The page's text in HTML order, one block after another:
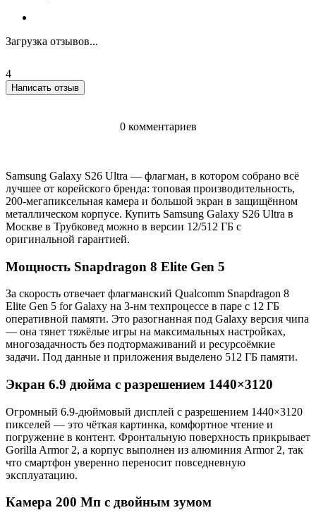
Загрузка отзывов...
4
Написать отзыв
0 комментариев
Samsung Galaxy S26 Ultra — флагман, в котором собрано всё
лучшее от корейского бренда: топовая производительность,
200-мегапиксельная камера и большой экран в защищённом
металлическом корпусе. Купить Samsung Galaxy S26 Ultra в
Москве в Трубковед можно в версии 12/512 ГБ с
оригинальной гарантией.
Мощность Snapdragon 8 Elite Gen 5
За скорость отвечает флагманский Qualcomm Snapdragon 8
Elite Gen 5 for Galaxy на 3-нм техпроцессе в паре с 12 ГБ
оперативной памяти. Это разогнанная под Galaxy версия чипа
— она тянет тяжёлые игры на максимальных настройках,
многозадачность без подтормаживаний и ресурсоёмкие
задачи. Под данные и приложения выделено 512 ГБ памяти.
Экран 6.9 дюйма с разрешением 1440×3120
Огромный 6.9-дюймовый дисплей с разрешением 1440×3120
пикселей — это чёткая картинка, комфортное чтение и
погружение в контент. Фронтальную поверхность прикрывает
Gorilla Armor 2, а корпус выполнен из алюминия Armor 2, так
что смартфон уверенно переносит повседневную
эксплуатацию.
Камера 200 Мп с двойным зумом